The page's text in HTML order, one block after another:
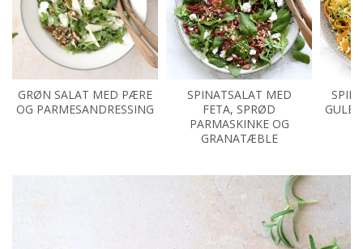
GRØN SALAT MED PÆRE
OG PARMESANDRESSING
SPINATSALAT MED
FETA, SPRØD
PARMASKINKE OG
GRANATÆBLE